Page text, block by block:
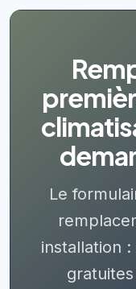
Le
installation